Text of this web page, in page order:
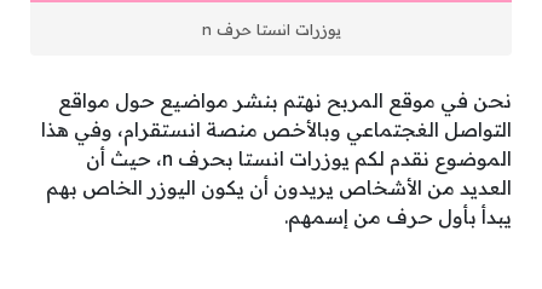
يوزرات انستا حرف n
نحن في موقع المربح نهتم بنشر مواضيع حول مواقع
التواصل الغجتماعي وبالأخص منصة انستقرام، وفي هذا
الموضوع نقدم لكم يوزرات انستا بحرف n، حيث أن
العديد من الأشخاص يريدون أن يكون اليوزر الخاص بهم
يبدأ بأول حرف من إسمهم.